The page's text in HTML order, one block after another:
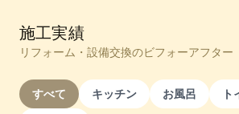
施工実績
リフォーム・設備交換のビフォーアフター
すべて キッチン お風呂 ト